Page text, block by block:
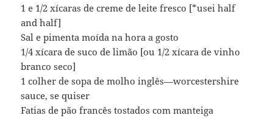
1 e 1/2 xícaras de creme de leite fresco [*usei half
and half]
Sal e pimenta moída na hora a gosto
1/4 xícara de suco de limão [ou 1/2 xícara de vinho
branco seco]
1 colher de sopa de molho inglês—worcestershire
sauce, se quiser
Fatias de pão francês tostados com manteiga